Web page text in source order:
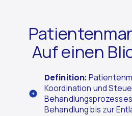
Auf einen
Definition:
Koordination und
Behandlung bis zur